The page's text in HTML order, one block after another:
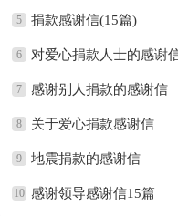
5 捐款感谢信(15篇)
6 对爱心捐款人士的感谢
7 感谢别人捐款的感谢信
8 关于爱心捐款感谢信
9 地震捐款的感谢信
10 感谢领导感谢信15篇